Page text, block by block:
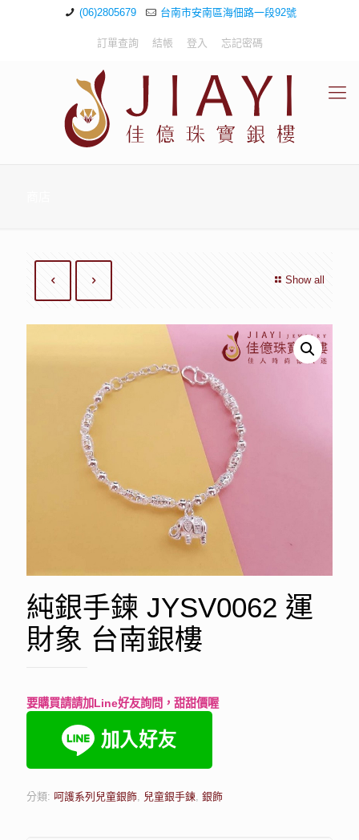
(06)2805679 台南市安南區海佃路一段92號
訂單查詢 結帳 登入 忘記密碼
Show all
純銀手鍊 JYSV0062 運
財象 台南銀樓
要購買請請加Line好友詢問，甜甜價喔
分類: 呵護系列兒童銀飾 兒童銀手鍊 銀飾